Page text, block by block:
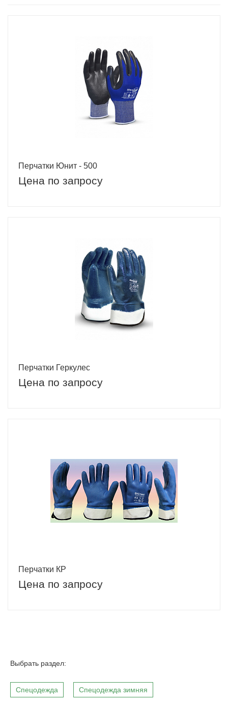
Перчатки Юнит - 500
Цена по запросу
Перчатки Геркулес
Цена по запросу
Перчатки КР
Цена по запросу
Выбрать раздел:
Спецодежда Спецодежда зимняя